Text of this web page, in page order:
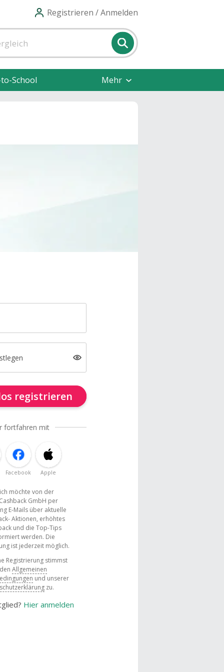
Registrieren / Anmelden
School Mehr
registrieren
fortfahren mit
Facebook Apple
ich möchte von der
GmbH per
E-Mails über aktuelle
Aktionen, erhöhtes
und die Top-Tips
werden. Die
ist jederzeit möglich.
Registrierung stimmst
Allgemeinen
und unserer
zu.
Hier anmelden